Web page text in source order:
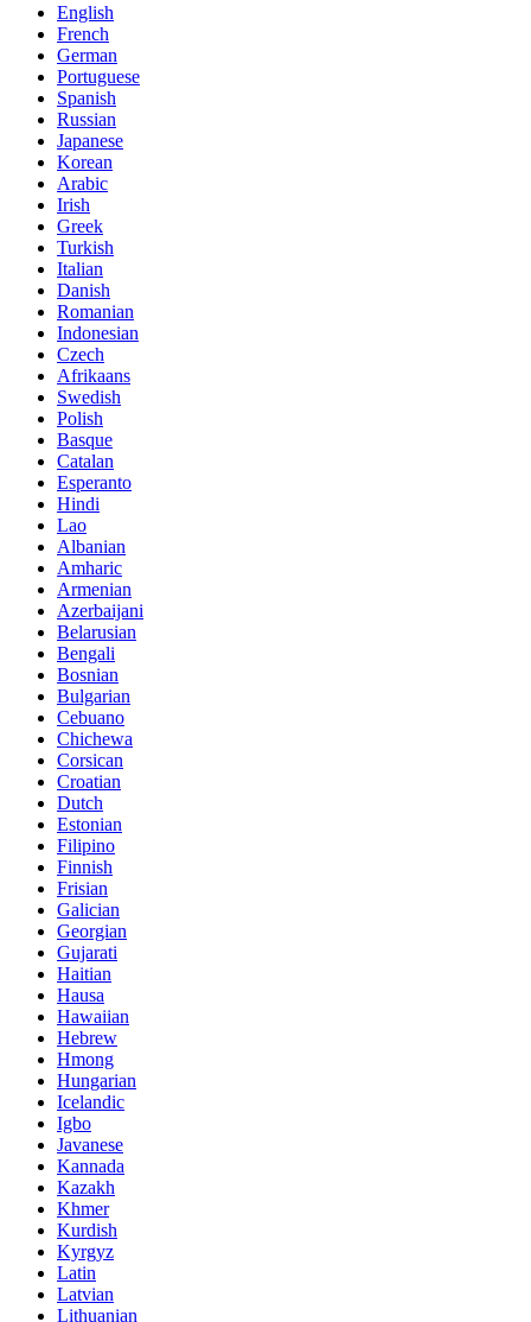
English
French
German
Portuguese
Spanish
Russian
Japanese
Korean
Arabic
Irish
Greek
Turkish
Italian
Danish
Romanian
Indonesian
Czech
Afrikaans
Swedish
Polish
Basque
Catalan
Esperanto
Hindi
Lao
Albanian
Amharic
Armenian
Azerbaijani
Belarusian
Bengali
Bosnian
Bulgarian
Cebuano
Chichewa
Corsican
Croatian
Dutch
Estonian
Filipino
Finnish
Frisian
Galician
Georgian
Gujarati
Haitian
Hausa
Hawaiian
Hebrew
Hmong
Hungarian
Icelandic
Igbo
Javanese
Kannada
Kazakh
Khmer
Kurdish
Kyrgyz
Latin
Latvian
Lithuanian